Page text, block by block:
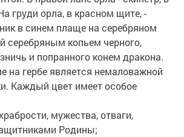
груди орла, в красном щите, -
в синем плаще на серебряном
серебряным копьем черного,
и попранного конем дракона.
на гербе является немаловажной
Каждый цвет имеет особое
мужества, отваги,
Родины;